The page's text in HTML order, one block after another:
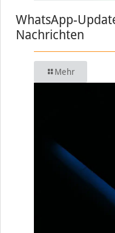
WhatsApp-
Nachrichten
Mehr